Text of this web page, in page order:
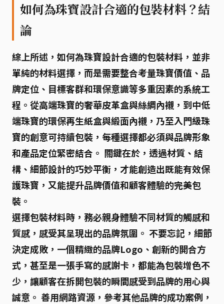
如何為珠寶設計合適的包裝材料？結
論
綜上所述，如何為珠寶設計合適的包裝材料，並非
單純的材料選擇，而是需要整合考量珠寶價值、品
牌定位、目標客群和環保意識等多重因素的系統工
程。從高端珠寶的奢華皮革盒與絲綢內襯，到中低
端珠寶的環保再生紙盒與緞面內襯，乃至入門級珠
寶的創意可持續包裝，每種選擇都必須與品牌形象
和產品定位緊密結合。 關鍵在於，透過材質、結
構、細節設計的巧妙平衡， 才能創造出既能有效保
護珠寶，又能提升品牌價值和顧客體驗的完美包
裝。
選擇包裝材料時，務必親身體驗不同材質的觸感和
質感，感受其呈現出的品牌氛圍。 不要忘記，細節
決定成敗，一個精緻的品牌Logo、創新的開合方
式，甚至是一張手寫的感謝卡，都能為包裝增色不
少，讓顧客在拆開包裝的瞬間感受到品牌的用心與
誠意。 善用網路資源，參考其他品牌的成功案例，